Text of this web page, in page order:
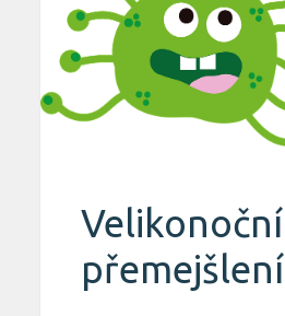
Velikonoční
přemejšlení